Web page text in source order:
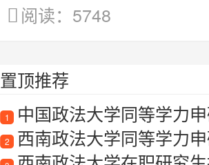
阅读：5748
置顶推荐
1 中国政法大学同等学力
2 西南政法大学同等学力